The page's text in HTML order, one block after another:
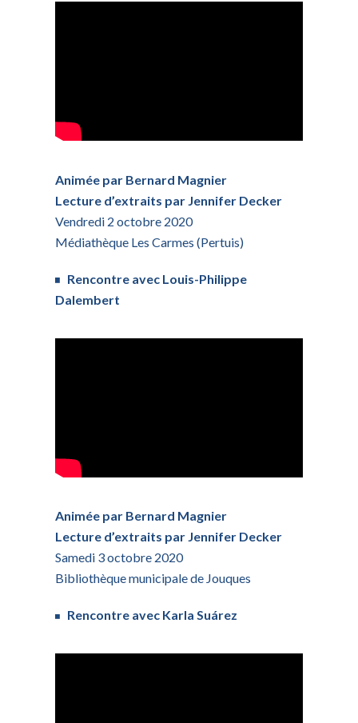
Animée par Bernard Magnier
Lecture d’extraits par Jennifer Decker
Vendredi 2 octobre 2020
Médiathèque Les Carmes (Pertuis)
Rencontre avec Louis-Philippe
Dalembert
Animée par Bernard Magnier
Lecture d’extraits par Jennifer Decker
Samedi 3 octobre 2020
Bibliothèque municipale de Jouques
Rencontre avec Karla Suárez